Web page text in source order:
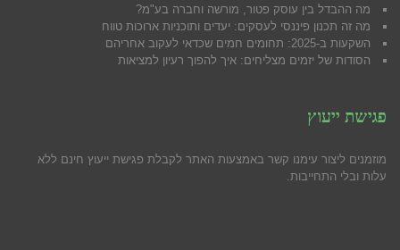
מה ההבדל בין עוסק פטור, מורשה וחברה בע"מ?
מה זה תכנון פיננסי לעסקים: יעדים ותוכניות ארוכות טווח
השקעות ב-2025: תחומים חמים שכדאי לעקוב אחריהם
הסודות של יזמים מצליחים: איך להפוך רעיון למציאות
פגישת ייעוץ
מוזמנים ליצור עימנו קשר באמצעות האתר לקבלת פגישת ייעוץ חינם ללא
עלות ובלי התחייבות.